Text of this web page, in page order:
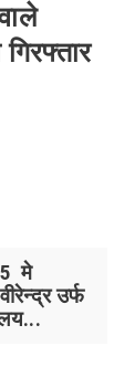
मे
उर्फ